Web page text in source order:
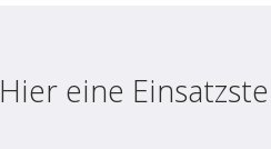
Hier eine